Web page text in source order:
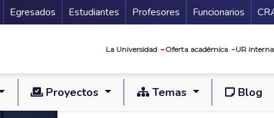
Secundario
Egresados Estudiantes Profesores Funcionarios
La Universidad Oferta académica UR
Proyectos Temas Blog